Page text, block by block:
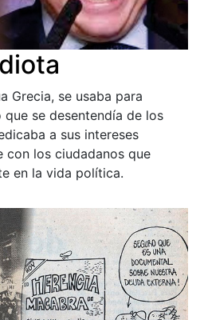
Grecia, se usaba para
se desentendía de los
a sus intereses
con los ciudadanos que
en la vida política.